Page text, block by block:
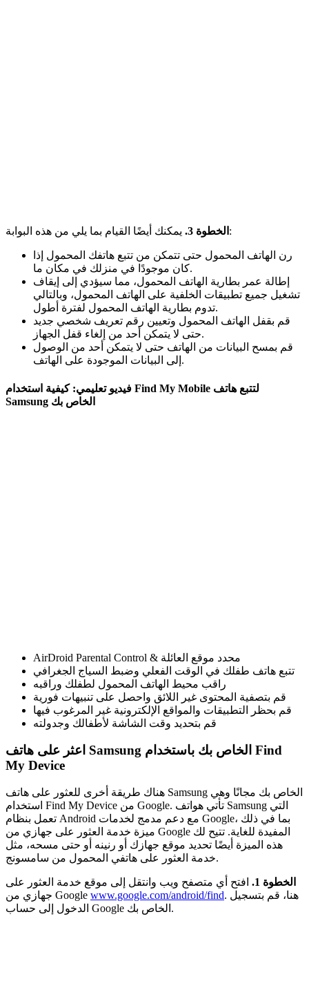
الخطوة 3. يمكنك أيضًا القيام بما يلي من هذه البوابة:
رن الهاتف المحمول حتى تتمكن من تتبع هاتفك المحمول إذا
كان موجودًا في منزلك في مكان ما.
إطالة عمر بطارية الهاتف المحمول، مما سيؤدي إلى إيقاف
تشغيل جميع تطبيقات الخلفية على الهاتف المحمول، وبالتالي
تدوم بطارية الهاتف المحمول لفترة أطول.
قم بقفل الهاتف المحمول وتعيين رقم تعريف شخصي جديد
حتى لا يتمكن أحد من إلغاء قفل الجهاز.
قم بمسح البيانات من الهاتف حتى لا يتمكن أحد من الوصول
إلى البيانات الموجودة على الهاتف.
فيديو تعليمي: كيفية استخدام Find My Mobile لتتبع هاتف
Samsung الخاص بك
AirDroid Parental Control & محدد موقع العائلة
تتبع هاتف طفلك في الوقت الفعلي وضبط السياج الجغرافي
راقب محيط الهاتف المحمول لطفلك وراقبه
قم بتصفية المحتوى غير اللائق واحصل على تنبيهات فورية
قم بحظر التطبيقات والمواقع الإلكترونية غير المرغوب فيها
قم بتحديد وقت الشاشة لأطفالك وجدولته
اعثر على هاتف Samsung الخاص بك باستخدام Find
My Device
هناك طريقة أخرى للعثور على هاتف Samsung الخاص بك مجانًا وهي
استخدام Find My Device من Google. تأتي هواتف Samsung التي
تعمل بنظام Android مع دعم مدمج لخدمات Google، بما في ذلك
ميزة خدمة العثور على جهازي من Google المفيدة للغاية. تتيح لك
هذه الميزة أيضًا تحديد موقع جهازك أو رنينه أو حتى مسحه، مثل
خدمة العثور على هاتفي المحمول من سامسونج.
الخطوة 1.
افتح أي متصفح ويب وانتقل إلى موقع خدمة العثور على
جهازي من Google www.google.com/android/find. هنا، قم بتسجيل
الدخول إلى حساب Google الخاص بك.